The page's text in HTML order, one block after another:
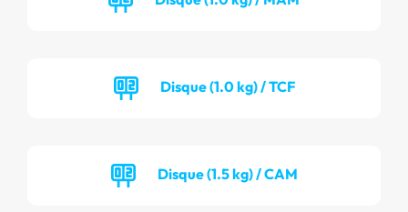
Disque (1.0 kg) / TCF
Disque (1.5 kg) / CAM